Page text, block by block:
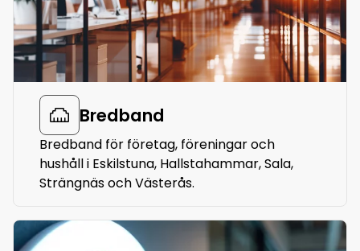
Bredband
Bredband för företag, föreningar och
hushåll i Eskilstuna, Hallstahammar, Sala,
Strängnäs och Västerås.